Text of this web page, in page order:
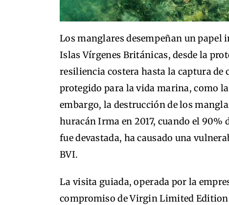
Los manglares desempeñan un papel
Islas Vírgenes Británicas, desde la
resiliencia costera hasta la captura
protegido para la vida marina, como
embargo, la destrucción de los
huracán Irma en 2017, cuando el
fue devastada, ha causado una
BVI.
La visita guiada, operada por la
compromiso de Virgin Limited